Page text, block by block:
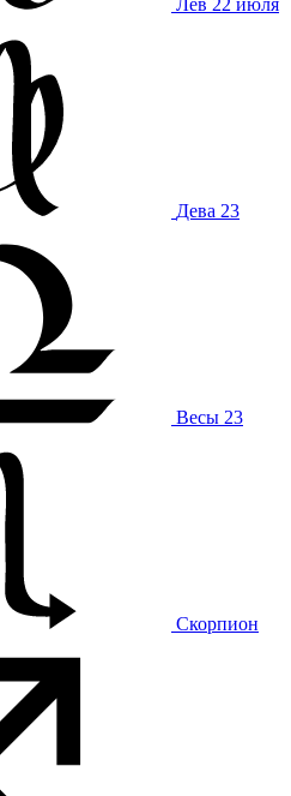
Дева 23
Весы 23
Скорпион